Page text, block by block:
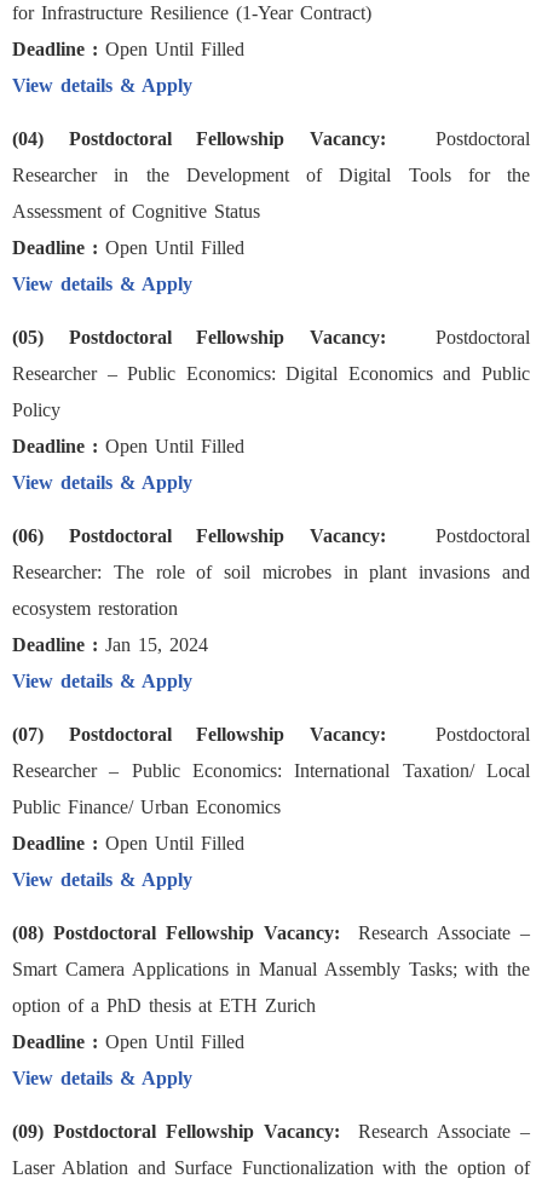
for Infrastructure Resilience (1-Year Contract)
Deadline : Open Until Filled
View details & Apply
(04) Postdoctoral Fellowship Vacancy: Postdoctoral
Researcher in the Development of Digital Tools for the
Assessment of Cognitive Status
Deadline : Open Until Filled
View details & Apply
(05) Postdoctoral Fellowship Vacancy: Postdoctoral
Researcher – Public Economics: Digital Economics and Public
Policy
Deadline : Open Until Filled
View details & Apply
(06) Postdoctoral Fellowship Vacancy: Postdoctoral
Researcher: The role of soil microbes in plant invasions and
ecosystem restoration
Deadline : Jan 15, 2024
View details & Apply
(07) Postdoctoral Fellowship Vacancy: Postdoctoral
Researcher – Public Economics: International Taxation/ Local
Public Finance/ Urban Economics
Deadline : Open Until Filled
View details & Apply
(08) Postdoctoral Fellowship Vacancy: Research Associate –
Smart Camera Applications in Manual Assembly Tasks; with the
option of a PhD thesis at ETH Zurich
Deadline : Open Until Filled
View details & Apply
(09) Postdoctoral Fellowship Vacancy: Research Associate –
Laser Ablation and Surface Functionalization with the option of